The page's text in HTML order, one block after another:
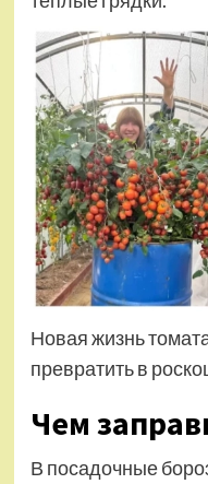
Новая жизнь
превратить в
Чем
В посадочные